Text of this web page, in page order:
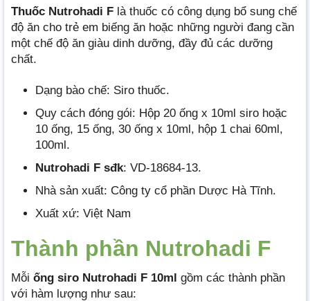
Thuốc Nutrohadi F là thuốc có công dụng bổ sung chế
độ ăn cho trẻ em biếng ăn hoặc những người đang cần
một chế độ ăn giàu dinh dưỡng, đầy đủ các dưỡng
chất.
Dạng bào chế: Siro thuốc.
Quy cách đóng gói: Hộp 20 ống x 10ml siro hoặc
10 ống, 15 ống, 30 ống x 10ml, hộp 1 chai 60ml,
100ml.
Nutrohadi F sđk: VD-18684-13.
Nhà sản xuất: Công ty cổ phần Dược Hà Tĩnh.
Xuất xứ: Việt Nam
Thành phần Nutrohadi F
Mỗi ống siro Nutrohadi F 10ml gồm các thành phần
với hàm lượng như sau: